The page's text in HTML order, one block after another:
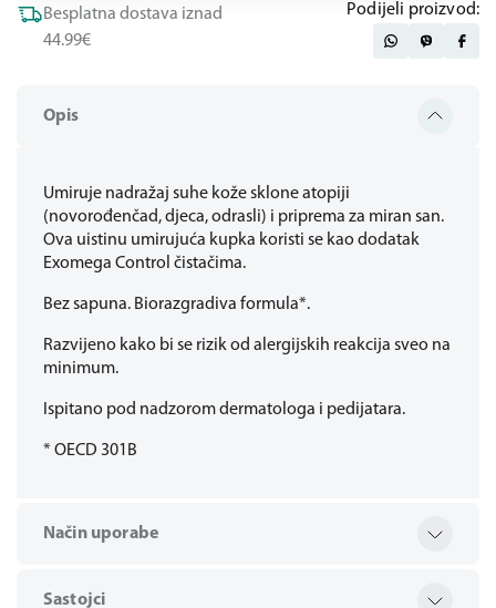
Opis
Umiruje nadražaj suhe kože sklone atopiji
(novorođenčad, djeca, odrasli) i priprema za miran san.
Ova uistinu umirujuća kupka koristi se kao dodatak
Exomega Control čistačima.
Bez sapuna. Biorazgradiva formula*.
Razvijeno kako bi se rizik od alergijskih reakcija sveo na
minimum.
Ispitano pod nadzorom dermatologa i pedijatara.
* OECD 301B
Način uporabe
Sastojci
Besplatna dostava iznad
44.99€
Podijeli proizvod: